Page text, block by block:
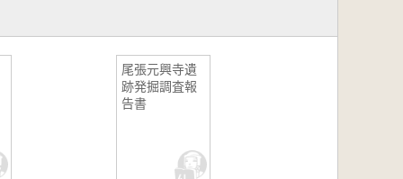
尾張元興寺遺
跡発掘調査報
告書